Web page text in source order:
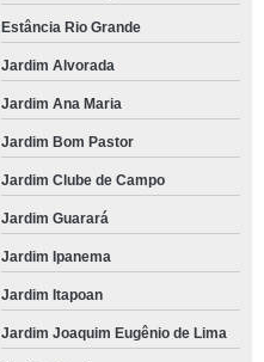
Estância Rio Grande
Jardim Alvorada
Jardim Ana Maria
Jardim Bom Pastor
Jardim Clube de Campo
Jardim Guarará
Jardim Ipanema
Jardim Itapoan
Jardim Joaquim Eugênio de Lima